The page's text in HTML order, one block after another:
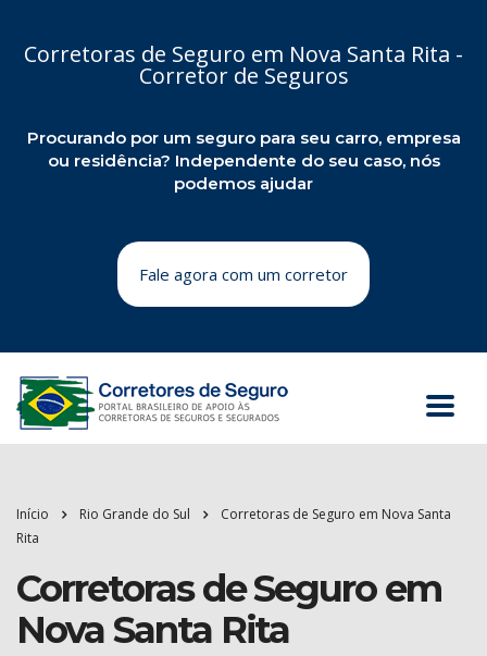
Corretoras de Seguro em Nova Santa Rita -
Corretor de Seguros
Procurando por um seguro para seu carro, empresa
ou residência? Independente do seu caso, nós
podemos ajudar
Fale agora com um corretor
Início Rio Grande do Sul
Corretoras de Seguro em Nova Santa
Rita
Corretoras de Seguro em
Nova Santa Rita